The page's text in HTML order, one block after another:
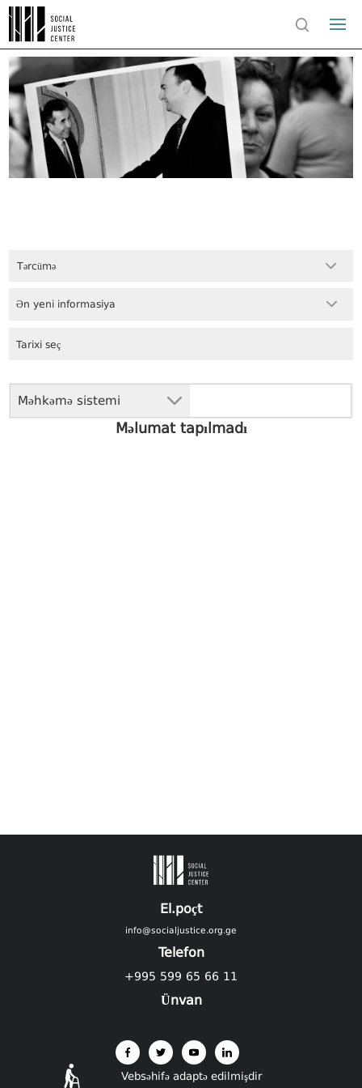
Tərcümə
Məhkəmə sistemi
Ən yeni informasiya
Məlumat tapılmadı
El.poçt
info@socialjustice.org.ge
Telefon
+995 599 65 66 11
Ünvan
Vebsəhifə adaptə edilmişdir